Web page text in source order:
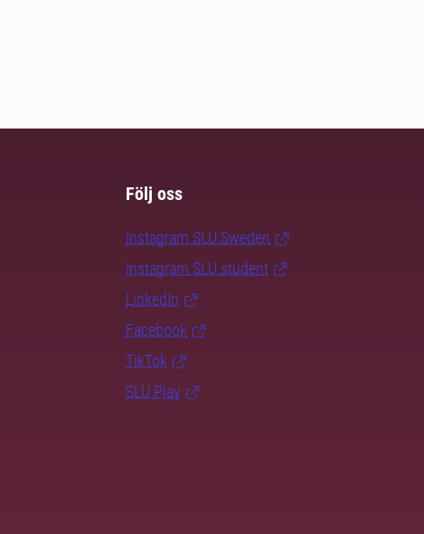
Följ oss
Instagram SLU.Sweden
Instagram SLU.student
LinkedIn
Facebook
TikTok
SLU Play